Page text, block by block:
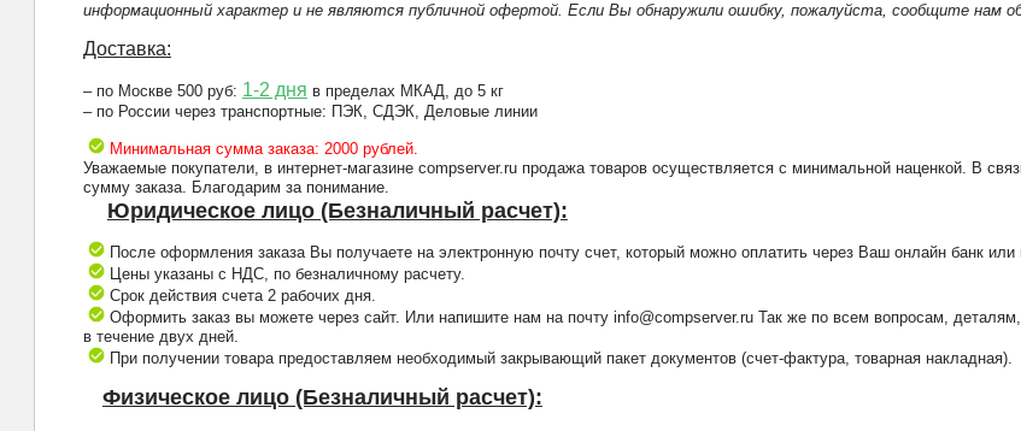
информационный характер и не являются публичной офертой. Если Вы обнаружили ошибку, пожалуйста, сообщите нам
Доставка:
– по Москве 500 руб: 1-2 дня в пределах МКАД, до 5 кг
– по России через транспортные: ПЭК, СДЭК, Деловые линии
Минимальная сумма заказа: 2000 рублей.
Уважаемые покупатели, в интернет-магазине compserver.ru продажа товаров осуществляется с минимальной наценкой. В
сумму заказа. Благодарим за понимание.
Юридическое лицо (Безналичный расчет):
После оформления заказа Вы получаете на электронную почту счет, который можно оплатить через Ваш онлайн банк или
Цены указаны с НДС, по безналичному расчету.
Срок действия счета 2 рабочих дня.
Оформить заказ вы можете через сайт. Или напишите нам на почту info@compserver.ru Так же по всем вопросам,
в течение двух дней.
При получении товара предоставляем необходимый закрывающий пакет документов (счет-фактура, товарная накладная).
Физическое лицо (Безналичный расчет):